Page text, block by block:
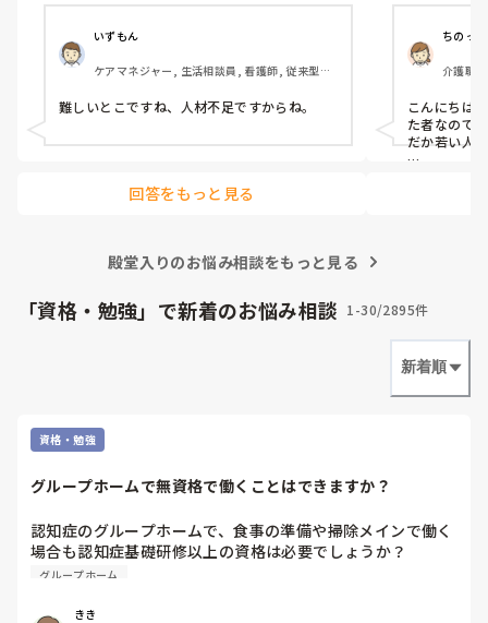
年々、介護福祉士の試験が容易になり、資格
意義がなくなってきており、何だか悲しくな
ってきます。
介護福祉士を軽んじられそうで悲しいです。
皆さんは、分野別合格についてどう思われま
すか？
いずもん
ケアマネジャー, 生活相談員, 看護師, 従来型特
難しいとこですね、人材不足ですからね。
回答をもっと見る
興味がありま
これから1年
たいなと考え
また介護福祉
を試みていら
すか？
あと、元美容
許もあります。
ちのっち
介護職
こんにちは
た者なので
だか若い人
殿堂入りのお悩み相談をもっと見る
「資格・勉強」で新着のお悩み相談 1-30/2895件
新着順
資格・勉強
グループホームで無資格で働くことはできますか？
認知症のグループホームで、食事の準備や掃除メインで働く
場合も認知症基礎研修以上の資格は必要でしょうか？
無資格でも大丈夫でしょうか？
グループホーム
きき